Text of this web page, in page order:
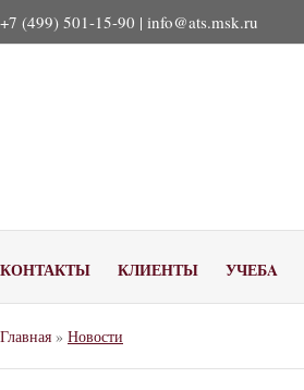
+7 (499) 501-15-90 | info@ats.msk.ru
КОНТАКТЫ КЛИЕНТЫ УЧЕБA
Главная » Новости